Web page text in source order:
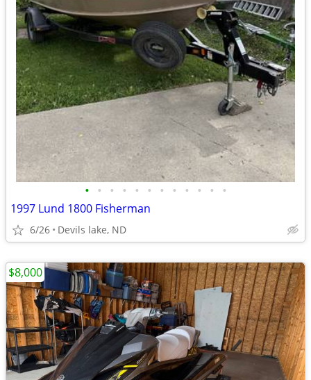
• • • • • • • • • • • •
1997 Lund 1800 Fisherman
6/26 Devils lake, ND
$8,000